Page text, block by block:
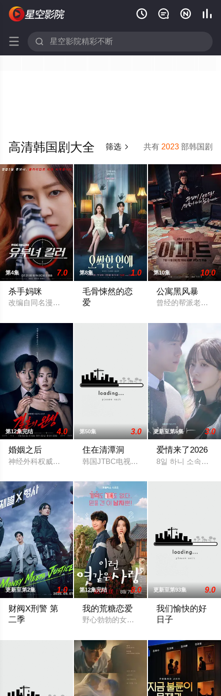
   
 
共有 2023 部韩国剧
高清韩国剧大全 筛选 
第4集 7.0
杀手妈咪
改编自同名漫画。 35岁的俞宝娜过着相夫教子的普通生活。表
第8集 1.0
毛骨悚然的恋
爱
第10集 10.0
公寓黑风暴
曾经的帮派老大急
第12集完结 4.0
婚姻之后
神经外科权威姜泰柱（南宫珉 饰）因为老婆高世允（李雪 饰）
第50集 3.0
住在清潭洞
韩国JTBC电视台每日情景喜剧《住在清
更新至第5集 3.0
爱情来了2026
8일 하니 소속사 써
更新至第2集 1.0
财阀X刑警 第
二季
第12集完结 8.0
我的荒糖恋爱
野心勃勃的女检察官高恩世（贺营 饰）
更新至第93集 9.0
我们愉快的好
日子